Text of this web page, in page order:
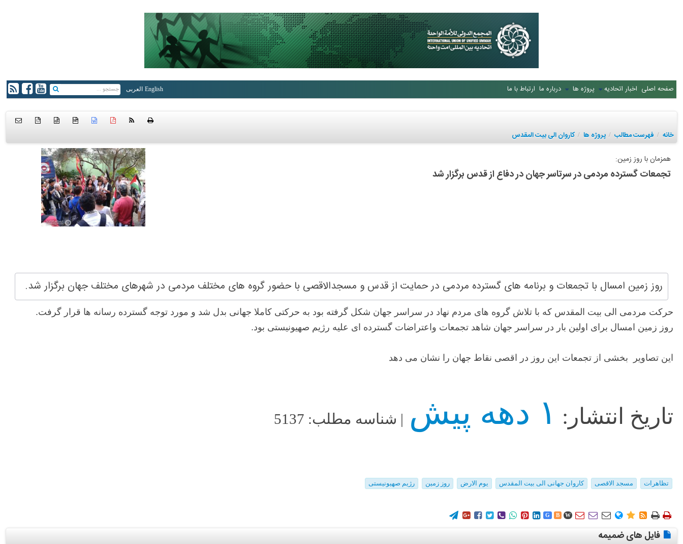
English العربی صفحه اصلی اخبار اتحادیه پروژه ها درباره ما ارتباط با ما
htm
{ }
خانه / فهرست مطالب / پروژه ها / کاروان الی بیت المقدس
همزمان با روز زمین:
تجمعات گسترده مردمی در سرتاسر جهان در دفاع از قدس برگزار شد
روز زمین امسال با تجمعات و برنامه های گسترده مردمی در حمایت از قدس و مسجدالاقصی با حضور گروه های مختلف مردمی در شهرهای مختلف جهان برگزار شد.
حرکت مردمی الی بیت المقدس که با تلاش گروه های مردم نهاد در سراسر جهان شکل گرفته بود به حرکتی کاملا جهانی بدل شد و مورد توجه گسترده رسانه ها قرار گرفت.
روز زمین امسال برای اولین بار در سراسر جهان شاهد تجمعات واعتراضات گسترده ای علیه رژیم صهیونیستی بود.
این تصاویر بخشی از تجمعات این روز در اقصی نقاط جهان را نشان می دهد
تاریخ انتشار: ۱ دهه پیش | شناسه مطلب: 5137
تظاهرات مسجد الاقصی کاروان جهانی الی بیت المقدس یوم الارض روز زمین رژیم صهیونیستی
        G B W        
فایل های ضمیمه